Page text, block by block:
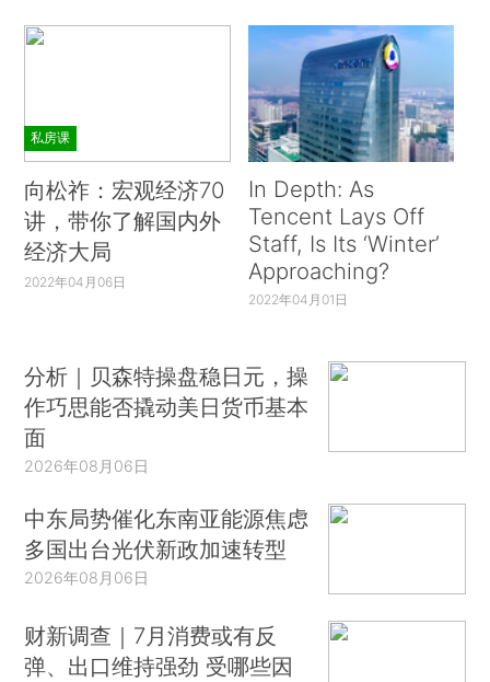
私房课
向松祚：宏观经济70
讲，带你了解国内外
经济大局
2022年04月06日
In Depth: As
Tencent Lays Off
Staff, Is Its ‘Winter’
Approaching?
2022年04月01日
分析｜贝森特操盘稳日元，操
作巧思能否撬动美日货币基本
面
2026年08月06日
中东局势催化东南亚能源焦虑
多国出台光伏新政加速转型
2026年08月06日
财新调查｜7月消费或有反
弹、出口维持强劲 受哪些因